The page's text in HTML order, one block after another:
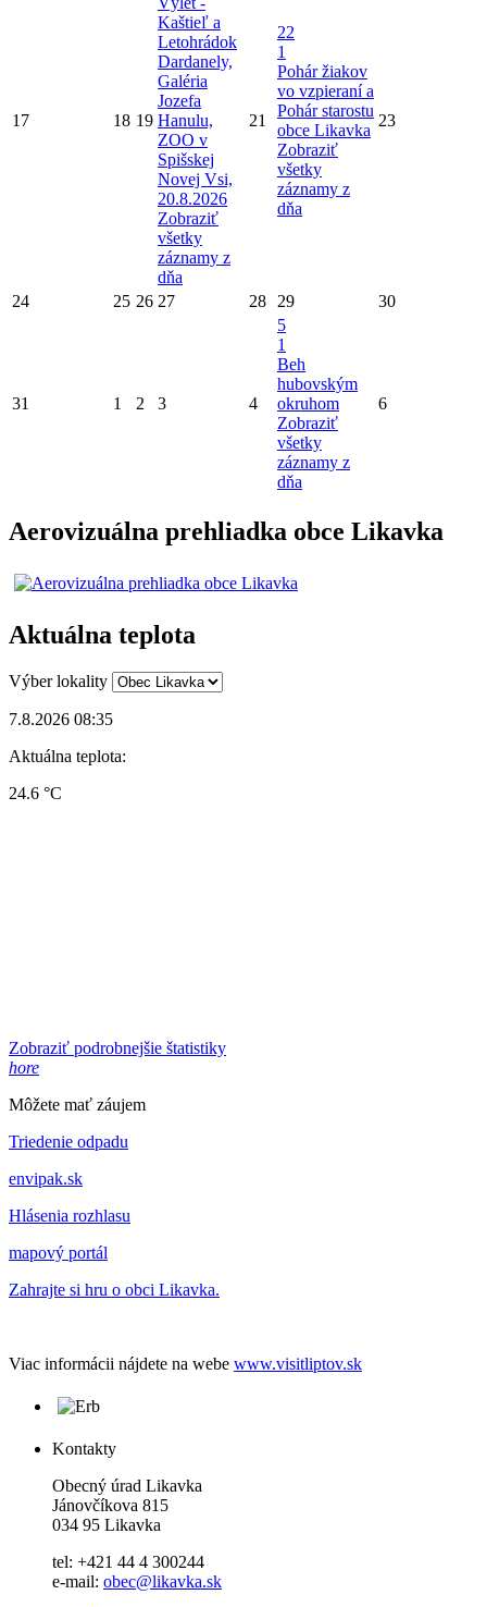
17 18 19
Kaštieľ a
Letohrádok
Dardanely,
Galéria
Jozefa
Hanulu,
ZOO v
Spišskej
Novej Vsi,
20.8.2026
Zobraziť
všetky
záznamy z
dňa
21
22
1
Pohár žiakov
vo vzpieraní a
Pohár starostu
obce Likavka
Zobraziť
všetky
záznamy z
dňa
23
24 25 26 27 28 29 30
31 1 2 3 4
5
1
Beh
hubovským
okruhom
Zobraziť
všetky
záznamy z
dňa
6
Aerovizuálna prehliadka obce Likavka
Aktuálna teplota
Výber lokality
7.8.2026 08:35
Aktuálna teplota:
24.6 °C
Zobraziť podrobnejšie štatistiky
hore
Môžete mať záujem
Triedenie odpadu
envipak.sk
Hlásenia rozhlasu
mapový portál
Zahrajte si hru o obci Likavka.
Viac informácii nájdete na webe www.visitliptov.sk
Kontakty
Obecný úrad Likavka
Jánovčíkova 815
034 95 Likavka
tel: +421 44 4 300244
e-mail: obec@likavka.sk